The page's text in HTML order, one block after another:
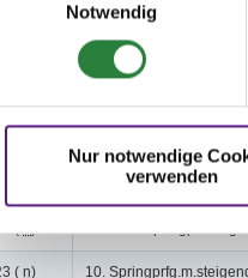
Notwendig
Nur notwendige
verwenden
( 4. Springpferdeprüfung
( 5. Stilspringprüfung Kl.A*
(
(
( 8. Springprüfung Kl. A**
(n) 9. Punktespringprüfung
( n) 10.